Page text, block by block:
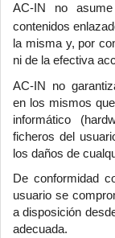
AC-IN no asume
contenidos
la misma y, por
ni de la efectiva
AC-IN no
en los mismos
informático
ficheros del
los daños de
De conformidad
usuario se
a disposición
adecuada.